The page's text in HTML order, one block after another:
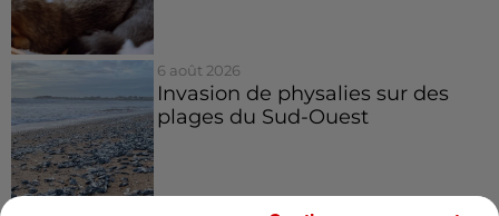
6 août 2026
Invasion de physalies sur des
plages du Sud-Ouest